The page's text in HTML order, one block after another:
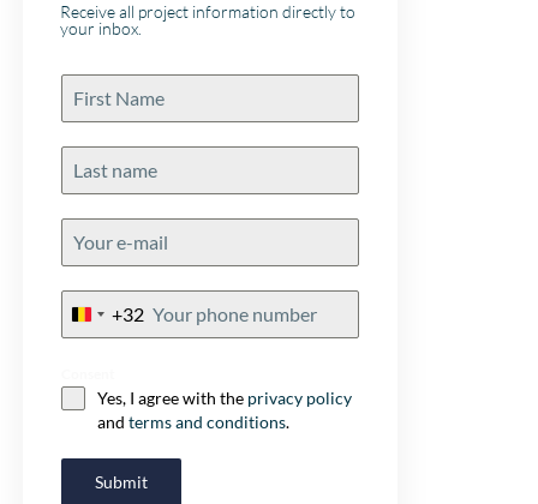
Receive all project information directly to
your inbox.
Belgium
+32
Yes, I agree with the privacy policy
and terms and conditions.
Submit